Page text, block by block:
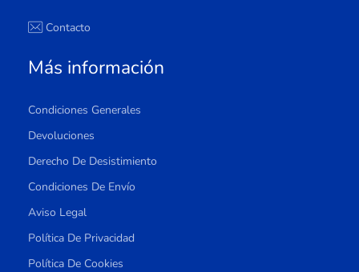
Contacto
Más información
Condiciones Generales
Devoluciones
Derecho De Desistimiento
Condiciones De Envío
Aviso Legal
Política De Privacidad
Política De Cookies